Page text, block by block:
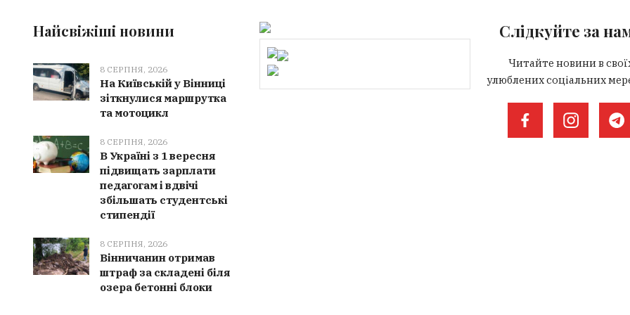
Найсвіжіші новини
8 СЕРПНЯ, 2026
На Київській у Вінниці
зіткнулися маршрутка
та мотоцикл
8 СЕРПНЯ, 2026
В Україні з 1 вересня
підвищать зарплати
педагогам і вдвічі
збільшать студентські
стипендії
8 СЕРПНЯ, 2026
Вінничанин отримав
штраф за складені біля
озера бетонні блоки
Слідкуйте за
Читайте новини в
улюблених соціальних